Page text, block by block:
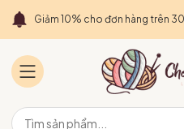
Giảm 10% cho đơn hàng trên